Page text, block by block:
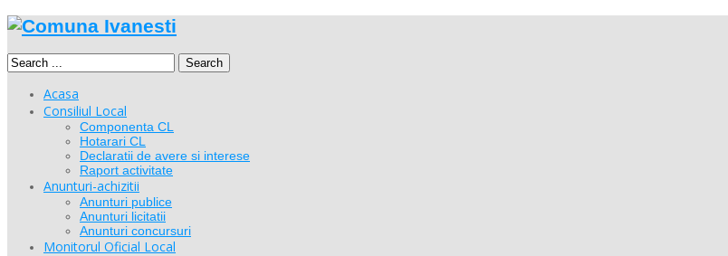
Search
Acasa
Consiliul Local
Componenta CL
Hotarari CL
Declaratii de avere si interese
Raport activitate
Anunturi-achizitii
Anunturi publice
Anunturi licitatii
Anunturi concursuri
Monitorul Oficial Local